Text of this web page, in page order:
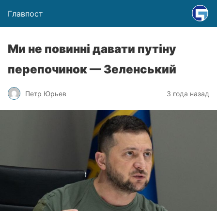
Главпост
Ми не повинні давати путіну
перепочинок — Зеленський
Петр Юрьев 3 года назад